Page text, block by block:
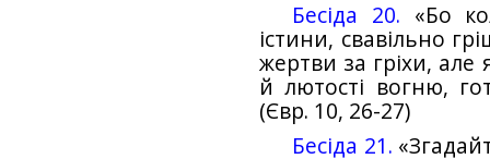
Бесіда 20. «Бо
істини, свавільно
жертви за гріхи, але
й лютості вогню,
(Євр. 10, 26-27)
Бесіда 21.